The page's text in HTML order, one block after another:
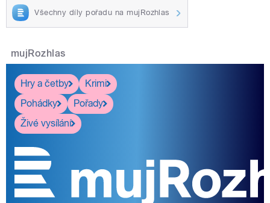
Všechny díly pořadu na mujRozhlas
mujRozhlas
Hry a četby
Krimi
Pohádky
Pořady
Živé vysílání